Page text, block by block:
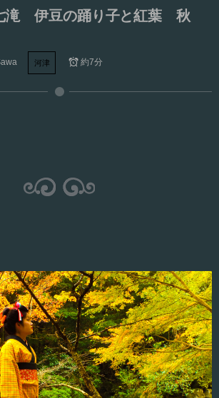
滝 伊豆の踊り子と紅葉 秋
河津 約7分